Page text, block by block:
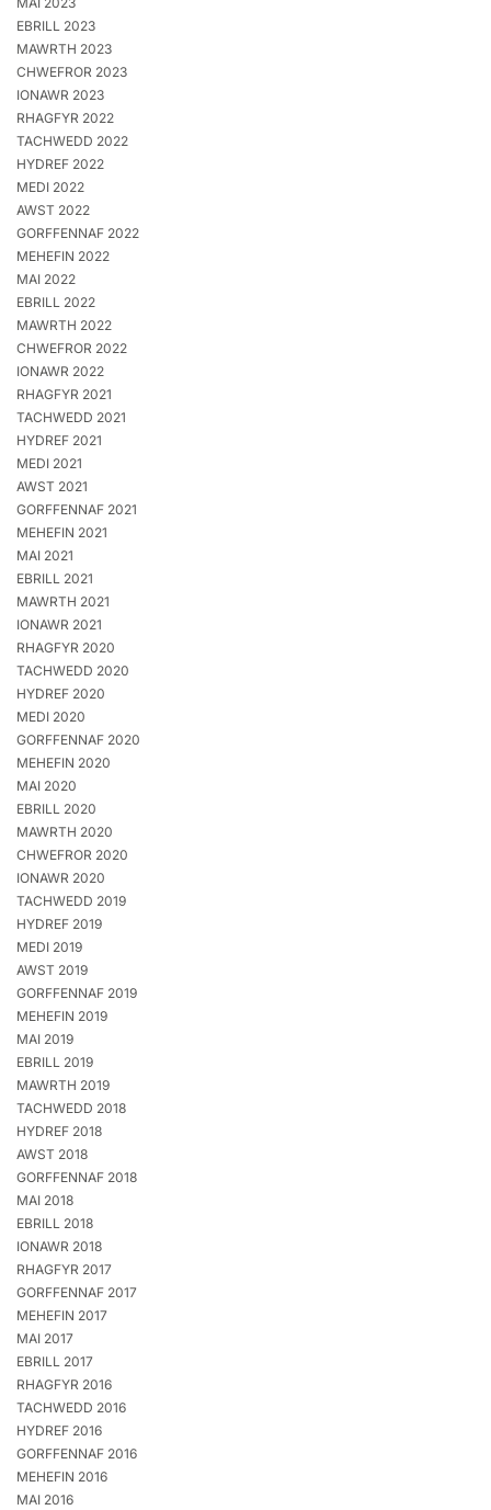
EBRILL 2023
MAWRTH 2023
CHWEFROR 2023
IONAWR 2023
RHAGFYR 2022
TACHWEDD 2022
HYDREF 2022
MEDI 2022
AWST 2022
GORFFENNAF 2022
MEHEFIN 2022
MAI 2022
EBRILL 2022
MAWRTH 2022
CHWEFROR 2022
IONAWR 2022
RHAGFYR 2021
TACHWEDD 2021
HYDREF 2021
MEDI 2021
AWST 2021
GORFFENNAF 2021
MEHEFIN 2021
MAI 2021
EBRILL 2021
MAWRTH 2021
IONAWR 2021
RHAGFYR 2020
TACHWEDD 2020
HYDREF 2020
MEDI 2020
GORFFENNAF 2020
MEHEFIN 2020
MAI 2020
EBRILL 2020
MAWRTH 2020
CHWEFROR 2020
IONAWR 2020
TACHWEDD 2019
HYDREF 2019
MEDI 2019
AWST 2019
GORFFENNAF 2019
MEHEFIN 2019
MAI 2019
EBRILL 2019
MAWRTH 2019
TACHWEDD 2018
HYDREF 2018
AWST 2018
GORFFENNAF 2018
MAI 2018
EBRILL 2018
IONAWR 2018
RHAGFYR 2017
GORFFENNAF 2017
MEHEFIN 2017
MAI 2017
EBRILL 2017
RHAGFYR 2016
TACHWEDD 2016
HYDREF 2016
GORFFENNAF 2016
MEHEFIN 2016
MAI 2016